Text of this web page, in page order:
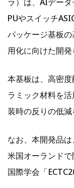
PUやスイッチ
パッケージ基板
用化に向けた開発
本基板は、高密
ラミック材料を
装時の反りの低減
なお、本開発品
米国オーランド
国際学会「